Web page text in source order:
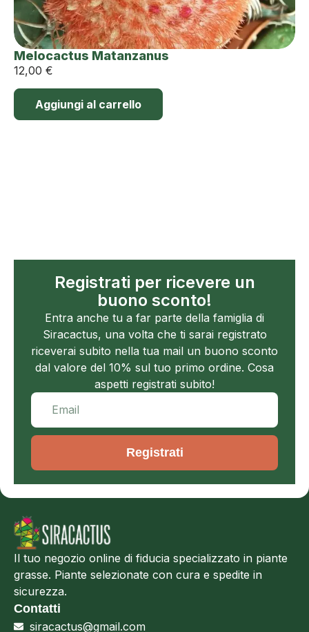
Melocactus Matanzanus
12,00 €
Aggiungi al carrello
Registrati per ricevere un
buono sconto!
Entra anche tu a far parte della famiglia di
Siracactus, una volta che ti sarai registrato
riceverai subito nella tua mail un buono sconto
dal valore del 10% sul tuo primo ordine. Cosa
aspetti registrati subito!
Registrati
Il tuo negozio online di fiducia specializzato in piante
grasse. Piante selezionate con cura e spedite in
sicurezza.
Contatti
siracactus@gmail.com